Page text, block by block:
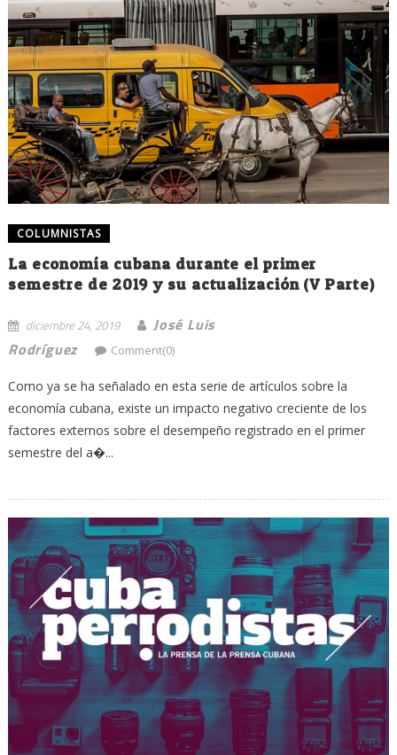
COLUMNISTAS
La economía cubana durante el primer
semestre de 2019 y su actualización (V Parte)
diciembre 24, 2019
José Luis
Rodríguez
Comment(0)
Como ya se ha señalado en esta serie de artículos sobre la
economía cubana, existe un impacto negativo creciente de los
factores externos sobre el desempeño registrado en el primer
semestre del a�...